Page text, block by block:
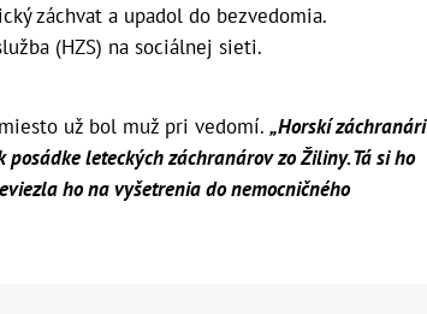
záchvat a upadol do bezvedomia.
(HZS) na sociálnej sieti.
už bol muž pri vedomí. „Horskí záchranári
leteckých záchranárov zo Žiliny. Tá si ho
ho na vyšetrenia do nemocničného